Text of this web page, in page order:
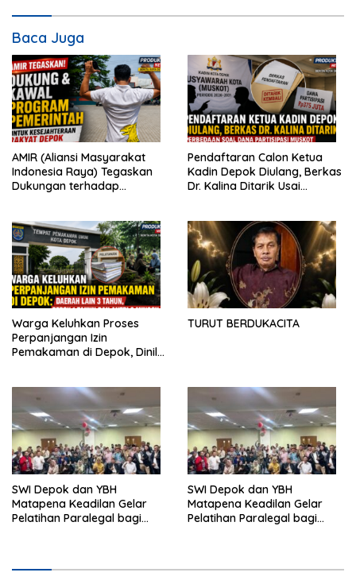
Baca Juga
AMIR (Aliansi Masyarakat
Indonesia Raya) Tegaskan
Dukungan terhadap
Pendaftaran Calon Ketua
Kadin Depok Diulang, Berkas
Dr. Kalina Ditarik Usai
Warga Keluhkan Proses
Perpanjangan Izin
Pemakaman di Depok, Dinilai
TURUT BERDUKACITA
SWI Depok dan YBH
Matapena Keadilan Gelar
Pelatihan Paralegal bagi
SWI Depok dan YBH
Matapena Keadilan Gelar
Pelatihan Paralegal bagi